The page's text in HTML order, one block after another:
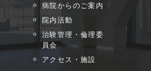
病院からのご案内
院内活動
治験管理・倫理委
員会
アクセス・施設